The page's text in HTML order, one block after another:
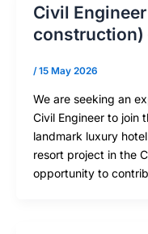
Civil
construction)
/15 May 2026
We are seeking an
Civil Engineer to join
landmark luxury
resort project in the
opportunity to